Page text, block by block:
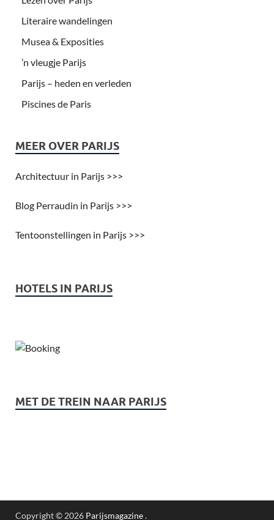
Literaire wandelingen
Musea & Exposities
’n vleugje Parijs
Parijs – heden en verleden
Piscines de Paris
MEER OVER PARIJS
Architectuur in Parijs >>>
Blog Perraudin in Parijs >>>
Tentoonstellingen in Parijs >>>
HOTELS IN PARIJS
MET DE TREIN NAAR PARIJS
Copyright © 2026 Parijsmagazine.